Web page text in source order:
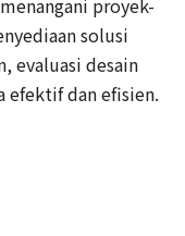
proyek-
solusi
evaluasi desain
efektif dan efisien.